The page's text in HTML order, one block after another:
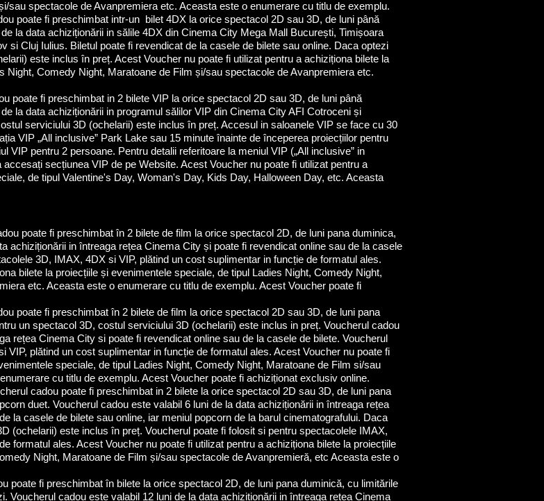
sau spectacole de Avanpremiera etc. Aceasta este o enumerare cu titlu de exemplu.
poate fi preschimbat intr-un bilet 4DX la orice spectacol 2D sau 3D, de luni până
la data achiziționării in sălile 4DX din Cinema City Mega Mall București, Timișoara
si Cluj Iulius. Biletul poate fi revendicat de la casele de bilete sau online. Daca optezi
este inclus în preț. Acest Voucher nu poate fi utilizat pentru a achiziționa bilete la
Night, Comedy Night, Maratoane de Film și/sau spectacole de Avanpremiera etc.
poate fi preschimbat in 2 bilete VIP la orice spectacol 2D sau 3D, de luni până
la data achiziționării in programul sălilor VIP din Cinema City AFI Cotroceni și
serviciului 3D (ochelarii) este inclus în preț. Accesul in saloanele VIP se face cu 30
VIP „All inclusive” Park Lake sau 15 minute înainte de începerea proiecțiilor pentru
VIP pentru 2 persoane. Pentru detalii referitoare la meniul VIP („All inclusive” in
secțiunea VIP de pe Website. Acest Voucher nu poate fi utilizat pentru a
de tipul Valentine's Day, Woman's Day, Kids Day, Halloween Day, etc. Aceasta
poate fi preschimbat în 2 bilete de film la orice spectacol 2D, de luni pana duminica,
achiziționării in întreaga rețea Cinema City și poate fi revendicat online sau de la casele
3D, IMAX, 4DX si VIP, plătind un cost suplimentar in funcție de formatul ales.
bilete la proiecțiile și evenimentele speciale, de tipul Ladies Night, Comedy Night,
etc. Aceasta este o enumerare cu titlu de exemplu. Acest Voucher poate fi
poate fi preschimbat în 2 bilete de film la orice spectacol 2D sau 3D, de luni pana
un spectacol 3D, costul serviciului 3D (ochelarii) este inclus in preț. Voucherul cadou
rețea Cinema City si poate fi revendicat online sau de la casele de bilete. Voucherul
VIP, plătind un cost suplimentar in funcție de formatul ales. Acest Voucher nu poate fi
speciale, de tipul Ladies Night, Comedy Night, Maratoane de Film si/sau
cu titlu de exemplu. Acest Voucher poate fi achiziționat exclusiv online.
cadou poate fi preschimbat in 2 bilete la orice spectacol 2D sau 3D, de luni pana
duet. Voucherul cadou este valabil 6 luni de la data achiziționării in întreaga rețea
la casele de bilete sau online, iar meniul popcorn de la barul cinematografului. Daca
(ochelarii) este inclus în preț. Voucherul poate fi folosit si pentru spectacolele IMAX,
formatul ales. Acest Voucher nu poate fi utilizat pentru a achiziționa bilete la proiecțiile
Night, Maratoane de Film și/sau spectacole de Avanpremieră, etc Aceasta este o
poate fi preschimbat în bilete la orice spectacol 2D, de luni pana duminică, cu limitările
Voucherul cadou este valabil 12 luni de la data achiziționării in întreaga rețea Cinema